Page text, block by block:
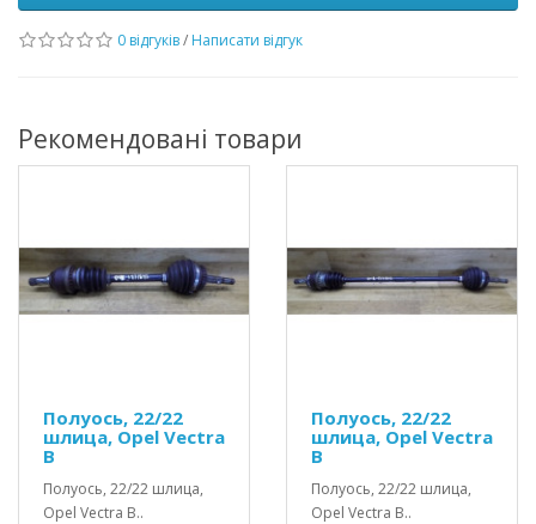
0 відгуків/ Написати відгук
Рекомендовані товари
Полуось, 22/22
шлица, Opel Vectra
B
Полуось, 22/22 шлица,
Opel Vectra B..
Полуось, 22/22
шлица, Opel Vectra
B
Полуось, 22/22 шлица,
Opel Vectra B..